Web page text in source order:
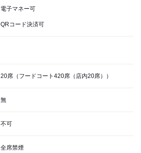
電子マネー可
QRコード決済可
20席（フードコート420席（店内20席））
無
不可
全席禁煙